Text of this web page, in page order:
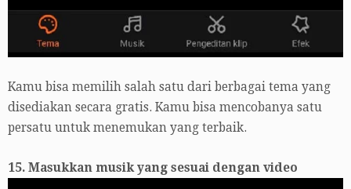
Kamu bisa memilih salah satu dari berbagai tema yang
disediakan secara gratis. Kamu bisa mencobanya satu
persatu untuk menemukan yang terbaik.
15. Masukkan musik yang sesuai dengan video